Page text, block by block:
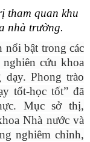
tham quan khu
nhà trường.
bật trong các
cứu khoa
Phong trào
tốt-học tốt” đã
Mục sở thị,
Nhà nước và
nghiêm chỉnh,